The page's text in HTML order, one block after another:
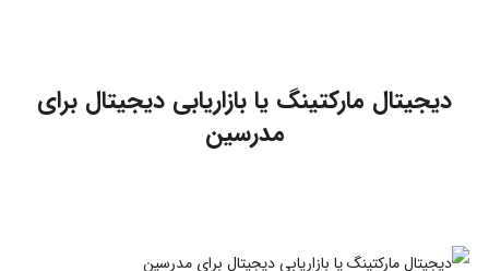
دیجیتال مارکتینگ یا بازاریابی دیجیتال برای
مدرسین